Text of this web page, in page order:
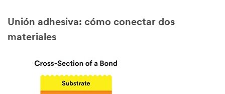
Unión adhesiva: cómo conectar dos
materiales